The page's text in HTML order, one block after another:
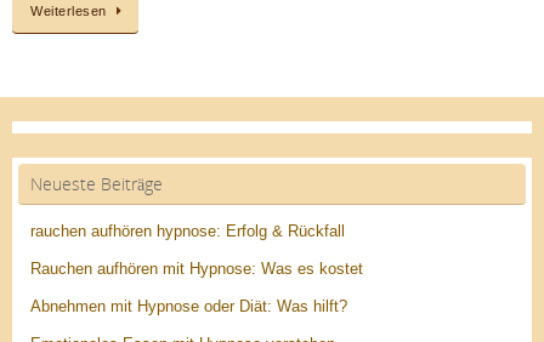
Weiterlesen
Neueste Beiträge
rauchen aufhören hypnose: Erfolg & Rückfall
Rauchen aufhören mit Hypnose: Was es kostet
Abnehmen mit Hypnose oder Diät: Was hilft?